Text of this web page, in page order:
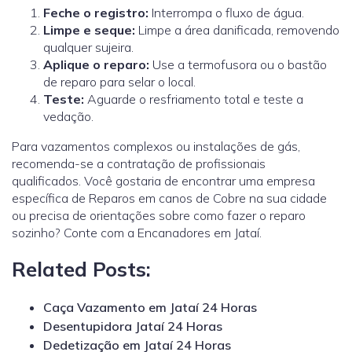
Feche o registro: Interrompa o fluxo de água.
Limpe e seque: Limpe a área danificada, removendo
qualquer sujeira.
Aplique o reparo: Use a termofusora ou o bastão
de reparo para selar o local.
Teste: Aguarde o resfriamento total e teste a
vedação.
Para vazamentos complexos ou instalações de gás,
recomenda-se a contratação de profissionais
qualificados. Você gostaria de encontrar uma empresa
específica de Reparos em canos de Cobre na sua cidade
ou precisa de orientações sobre como fazer o reparo
sozinho? Conte com a Encanadores em Jataí.
Related Posts:
Caça Vazamento em Jataí 24 Horas
Desentupidora Jataí 24 Horas
Dedetização em Jataí 24 Horas